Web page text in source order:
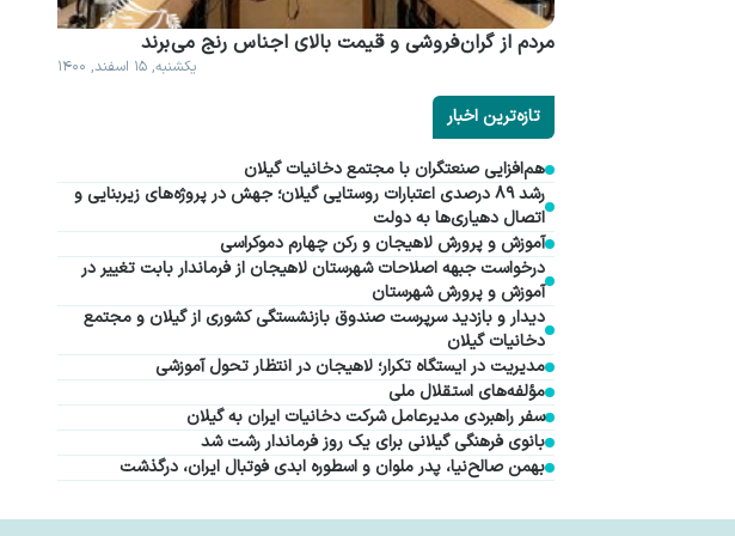
مردم از گران فروشی و قیمت بالای اجناس رنج می برند
یکشنبه, ۱۵ اسفند, ۱۴۰۰
تازه‌ترین اخبار
هم‌افزایی صنعتگران با مجتمع دخانیات گیلان
رشد ۸۹ درصدی اعتبارات روستایی گیلان؛ جهش در پروژه‌های زیربنایی و
اتصال دهیاری‌ها به دولت
آموزش و پرورش لاهیجان و رکن چهارم دموکراسی
درخواست جبهه اصلاحات شهرستان لاهیجان از فرماندار بابت تغییر در
آموزش و پرورش شهرستان
دیدار و بازدید سرپرست صندوق بازنشستگی کشوری از گیلان و مجتمع
دخانیات گیلان
مدیریت در ایستگاه تکرار؛ لاهیجان در انتظار تحول آموزشی
مؤلفه‌های استقلال ملی
سفر راهبردی مدیرعامل شرکت دخانیات ایران به گیلان
بانوی فرهنگی گیلانی برای یک روز فرماندار رشت شد
بهمن صالح‌نیا، پدر ملوان و اسطوره ابدی فوتبال ایران، درگذشت